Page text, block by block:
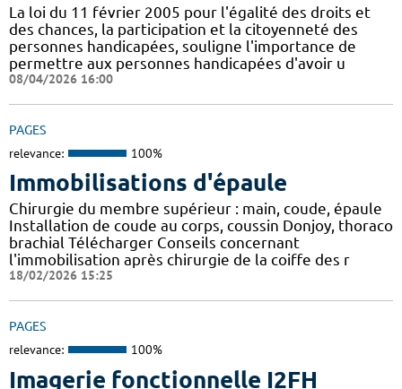
La loi du 11 février 2005 pour l'égalité des droits et
des chances, la participation et la citoyenneté des
personnes handicapées, souligne l'importance de
permettre aux personnes handicapées d'avoir u
08/04/2026 16:00
PAGES
relevance: 100%
Immobilisations d'épaule
Chirurgie du membre supérieur : main, coude, épaule
Installation de coude au corps, coussin Donjoy, thoraco
brachial Télécharger Conseils concernant
l'immobilisation après chirurgie de la coiffe des r
18/02/2026 15:25
PAGES
relevance: 100%
Imagerie fonctionnelle I2FH